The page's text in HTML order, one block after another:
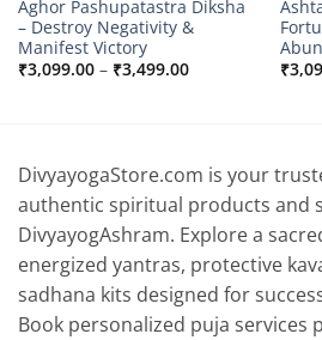
Aghor Pashupatastra Diksha
– Destroy Negativity &
Manifest Victory
₹3,099.00 – ₹3,499.00Price
₹
DivyayogaStore.com is your
authentic spiritual products and
DivyayogAshram. Explore a
energized yantras, protective
sadhana kits designed for
Book personalized puja services